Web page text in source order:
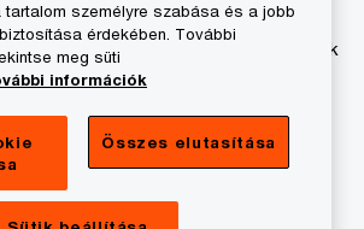
független jogi személyekből álló
International Limited hálózatának
tartalom személyre szabása és a jobb
érdekében. További
meg süti
információk
Összes elutasítása